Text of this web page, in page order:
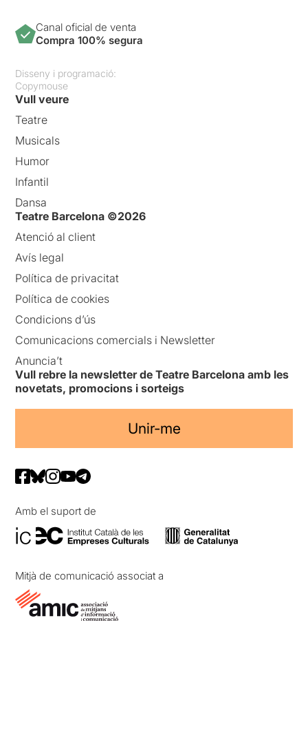
Canal oficial de venta
Compra 100% segura
Disseny i programació:
Copymouse
Vull veure
Teatre
Musicals
Humor
Infantil
Dansa
Teatre Barcelona ©2026
Atenció al client
Avís legal
Política de privacitat
Política de cookies
Condicions d’ús
Comunicacions comercials i Newsletter
Anuncia’t
Vull rebre la newsletter de Teatre Barcelona amb les
novetats, promocions i sorteigs
Unir-me
Amb el suport de
Mitjà de comunicació associat a